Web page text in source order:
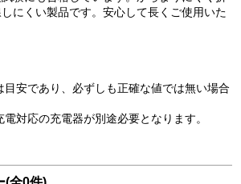
にくい製品です。安心して長くご使用いた
安であり、必ずしも正確な値では無い場合
対応の充電器が別途必要となります。